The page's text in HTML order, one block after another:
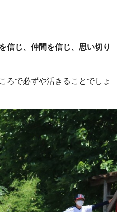
信じ、仲間を信じ、思い切り
ろで必ずや活きることでしょ